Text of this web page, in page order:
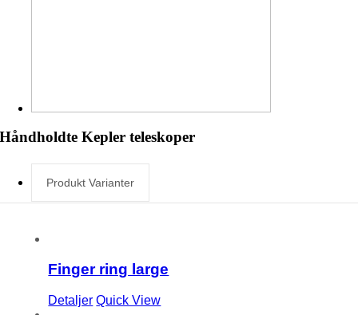
Håndholdte Kepler teleskoper
Produkt Varianter
Finger ring large
Detaljer Quick View